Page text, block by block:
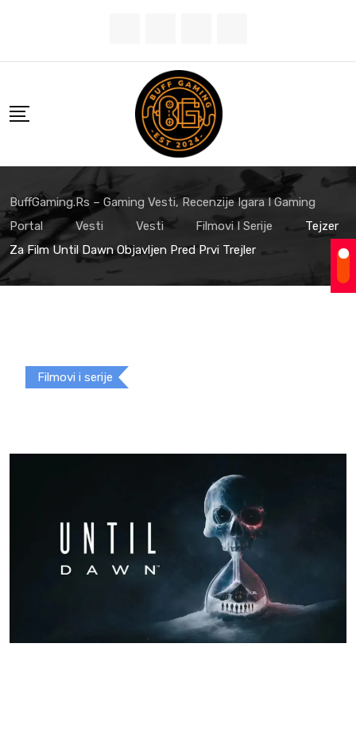
BuffGaming.rs – Gaming Vesti, Recenzije Igara I Gaming
Portal
Vesti Vesti Filmovi I Serije
Tejzer
Za Film Until Dawn Objavljen Pred Prvi Trejler
Filmovi i serije